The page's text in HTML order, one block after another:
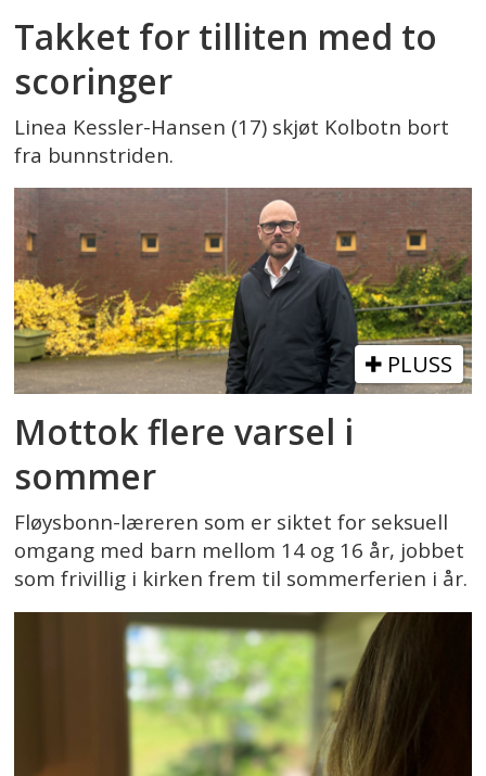
Takket for tilliten med to
scoringer
Linea Kessler-Hansen (17) skjøt Kolbotn bort
fra bunnstriden.
PLUSS
Mottok flere varsel i
sommer
Fløysbonn-læreren som er siktet for seksuell
omgang med barn mellom 14 og 16 år, jobbet
som frivillig i kirken frem til sommerferien i år.